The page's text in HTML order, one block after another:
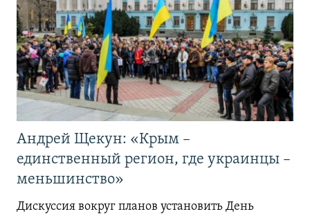
Андрей Щекун: «Крым –
единственный регион, где украинцы –
меньшинство»
Дискуссия вокруг планов установить День